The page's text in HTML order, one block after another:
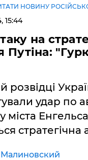
НОВИНУ
15:44
на
Путіна:
розвідці
удар по
міста
стратегічна